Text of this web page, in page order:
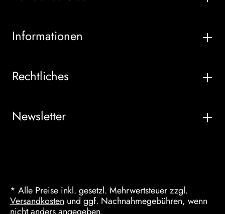
Informationen
Rechtliches
Newsletter
* Alle Preise inkl. gesetzl. Mehrwertsteuer zzgl.
Versandkosten und ggf. Nachnahmegebühren, wenn